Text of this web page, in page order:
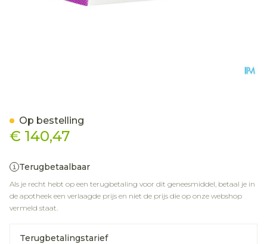
€ 140,47
Terugbetaalbaar
Als je recht hebt op een terugbetaling voor dit geneesmiddel, betaal je in
de apotheek een verlaagde prijs en niet de prijs die op onze webshop
vermeld staat.
Terugbetalingstarief
Op bestelling